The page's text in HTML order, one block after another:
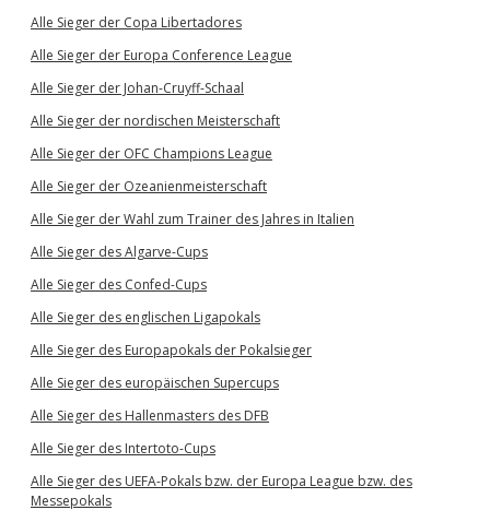
Alle Sieger der Copa Libertadores
Alle Sieger der Europa Conference League
Alle Sieger der Johan-Cruyff-Schaal
Alle Sieger der nordischen Meisterschaft
Alle Sieger der OFC Champions League
Alle Sieger der Ozeanienmeisterschaft
Alle Sieger der Wahl zum Trainer des Jahres in Italien
Alle Sieger des Algarve-Cups
Alle Sieger des Confed-Cups
Alle Sieger des englischen Ligapokals
Alle Sieger des Europapokals der Pokalsieger
Alle Sieger des europäischen Supercups
Alle Sieger des Hallenmasters des DFB
Alle Sieger des Intertoto-Cups
Alle Sieger des UEFA-Pokals bzw. der Europa League bzw. des
Messepokals